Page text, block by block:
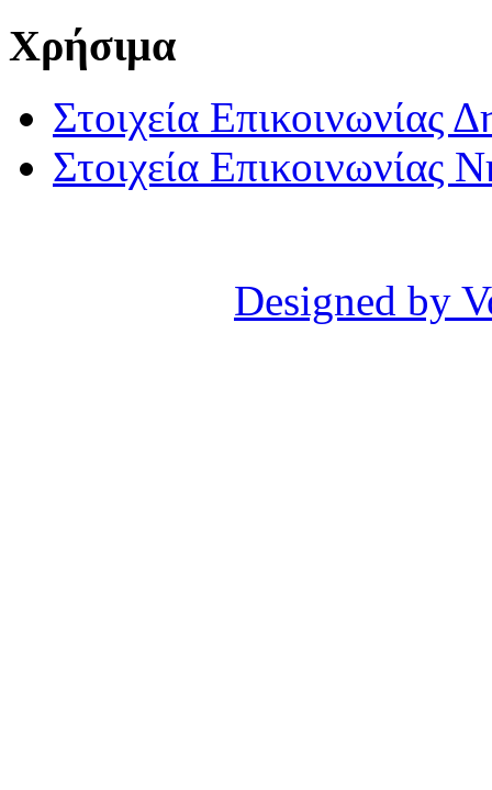
Χρήσιμα
Στοιχεία Επικοινωνίας
Στοιχεία Επικοινωνίας
Designed by